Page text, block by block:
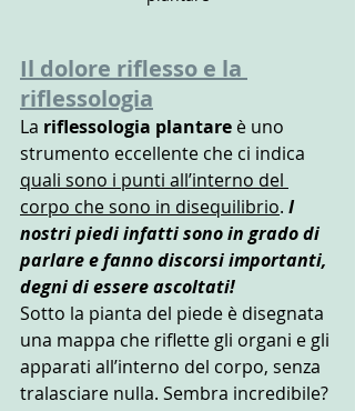
Il dolore riflesso e la
riflessologia
La riflessologia plantare è uno
strumento eccellente che ci indica
quali sono i punti all’interno del
corpo che sono in disequilibrio. I
nostri piedi infatti sono in grado di
parlare e fanno discorsi importanti,
degni di essere ascoltati!
Sotto la pianta del piede è disegnata
una mappa che riflette gli organi e gli
apparati all’interno del corpo, senza
tralasciare nulla. Sembra incredibile?